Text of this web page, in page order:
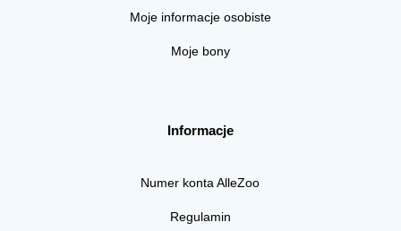
Moje informacje osobiste
Moje bony
Informacje
Numer konta AlleZoo
Regulamin